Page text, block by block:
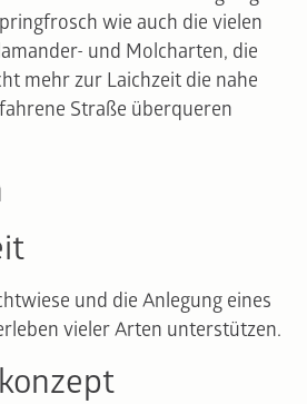
wie auch die vielen
und Molcharten, die
mehr zur Laichzeit die nahe
Straße überqueren
und die Anlegung eines
vieler Arten unterstützen.